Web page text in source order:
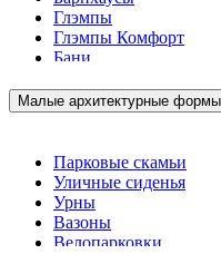
Глэмпы
Глэмпы Комфорт
Бани
Малые архитектурные формы
Парковые скамьи
Уличные сиденья
Урны
Вазоны
Велопарковки